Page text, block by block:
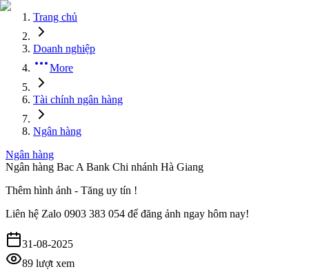
Trang chủ
Doanh nghiệp
More
Tài chính ngân hàng
Ngân hàng
Ngân hàng
Ngân hàng Bac A Bank Chi nhánh Hà Giang
Thêm hình ảnh - Tăng uy tín !
Liên hệ Zalo 0903 383 054 để đăng ảnh ngay hôm nay!
31-08-2025
89 lượt xem